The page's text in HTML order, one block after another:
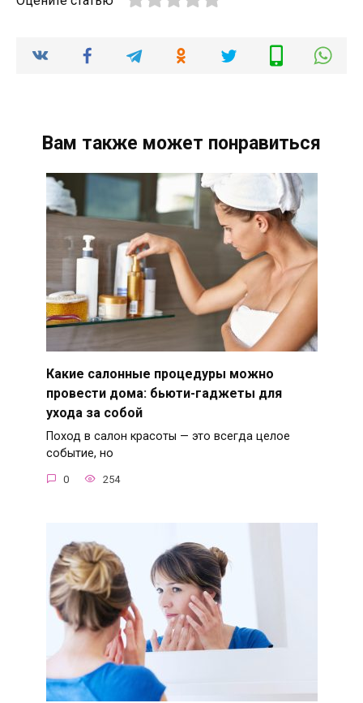
Вам также может понравиться
Какие салонные процедуры можно
провести дома: бьюти-гаджеты для
ухода за собой
Поход в салон красоты — это всегда целое
событие, но
0 254